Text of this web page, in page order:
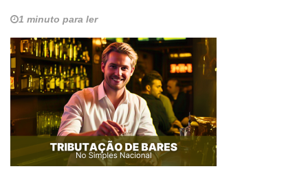
1 minuto para ler